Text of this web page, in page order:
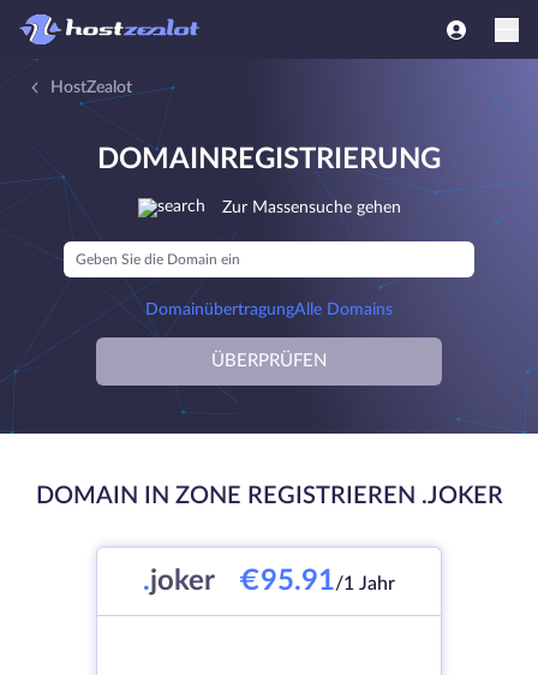
HostZealot
DOMAINREGISTRIERUNG
Zur Massensuche gehen
DomainübertragungAlle Domains
ÜBERPRÜFEN
DOMAIN IN ZONE REGISTRIEREN .JOKER
.joker €95.91/1 Jahr